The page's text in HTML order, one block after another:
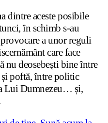
dintre aceste posibile
în schimb s-au
a unor reguli
care face
nu deosebești bine între
poftă, între politic
Lui Dumnezeu… și,